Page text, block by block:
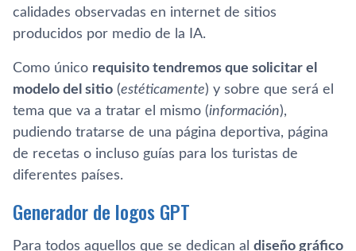
calidades observadas en internet de sitios
producidos por medio de la IA.
Como único requisito tendremos que solicitar el
modelo del sitio (estéticamente) y sobre que será el
tema que va a tratar el mismo (información),
pudiendo tratarse de una página deportiva, página
de recetas o incluso guías para los turistas de
diferentes países.
Generador de logos GPT
Para todos aquellos que se dedican al diseño gráfico